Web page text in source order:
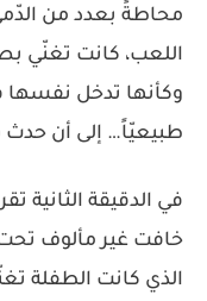
محاطةً بعدد من
اللعب، كانت تغنّي
وكأنها تدخل
طبيعيّاً… إلى أن
في الدقيقة الثانية
خافت غير مألوف
الذي كانت الطفلة